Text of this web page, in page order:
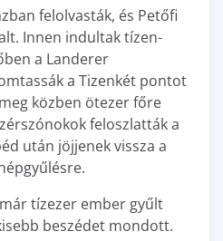
felolvasták, és Petőfi
Innen indultak tízen-
a Landerer
a Tizenkét pontot
közben ötezer főre
feloszlatták a
után jöjjenek vissza a
tízezer ember gyűlt
beszédet mondott.